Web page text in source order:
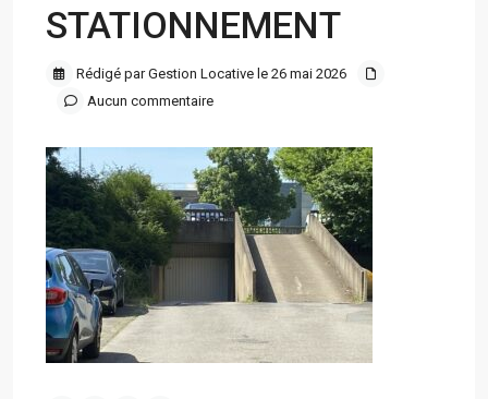
STATIONNEMENT
Rédigé par Gestion Locative le 26 mai 2026
Aucun commentaire